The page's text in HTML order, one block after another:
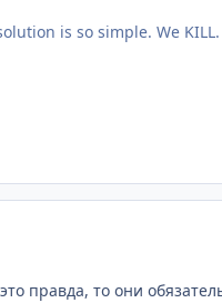
is so simple. We
правда, то они